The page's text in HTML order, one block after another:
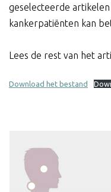
geselecteerde
kankerpatiënten kan
Lees de rest van het
Download het bestand